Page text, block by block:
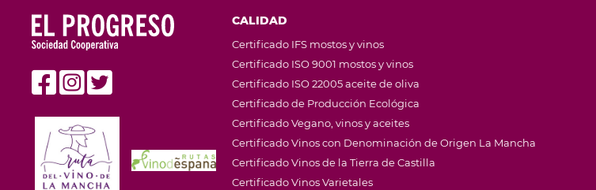
CALIDAD
Certificado IFS mostos y vinos
Certificado ISO 9001 mostos y vinos
Certificado ISO 22005 aceite de oliva
Certificado de Producción Ecológica
Certificado Vegano, vinos y aceites
Certificado Vinos con Denominación de Origen La Mancha
Certificado Vinos de la Tierra de Castilla
Certificado Vinos Varietales